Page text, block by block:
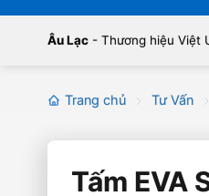
Âu Lạc - Thương hiệu Việt
Trang chủ Tư Vấn
Tấm EVA